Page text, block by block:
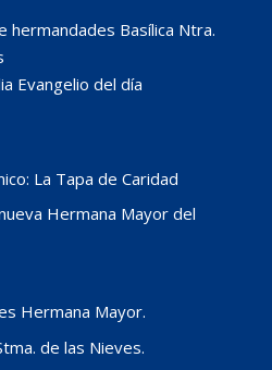
Basílica Ntra.
Evangelio del día
La Tapa de Caridad
Hermana Mayor del
Hermana Mayor.
de las Nieves.